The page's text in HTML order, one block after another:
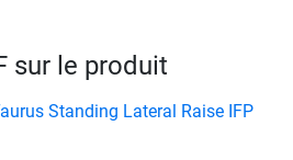
sur le produit
Standing Lateral Raise IFP